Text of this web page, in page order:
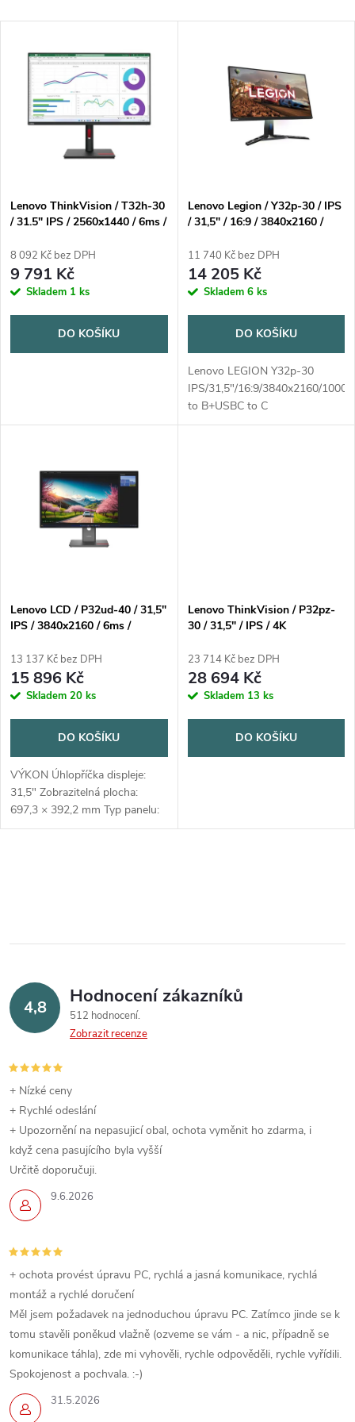
a
p
r
o
k
Abecedně
s
p
r
o
d
k
Lenovo ThinkVision / T32h-30
/ 31.5" IPS / 2560x1440 / 6ms /
8 092 Kč bez DPH
9 791 Kč
Skladem 1 ks
DO KOŠÍKU
Lenovo Legion / Y32p-30 / IPS
/ 31,5" / 16:9 / 3840x2160 /
USBA to B+USBC to C +DP /
AMDFreeSync / USB / VESA
11 740 Kč bez DPH
14 205 Kč
Skladem 6 ks
DO KOŠÍKU
Lenovo LEGION Y32p-30
IPS/31,5"/16:9/3840x2160/
to B+USBC to C
+DP/AMDFreeSync/USB/VESA
Lenovo LCD / P32ud-40 / 31,5"
IPS / 3840x2160 / 6ms /
USB-C / 3xThunderbolt /
HDMI / 2xDP / RJ45 / Pivot /
VESA / černá
13 137 Kč bez DPH
15 896 Kč
Skladem 20 ks
DO KOŠÍKU
VÝKON Úhlopříčka displeje:
31,5" Zobrazitelná plocha:
697,3 × 392,2 mm Typ panelu:
IPS (In-Plane Switching)
Lenovo ThinkVision / P32pz-
30 / 31,5" / IPS / 4K
2xHDMI / DP / 3xUSB /
1xUSB4 / RJ45 / Výškově
nastavitelný / Pivot
23 714 Kč bez DPH
28 694 Kč
Skladem 13 ks
DO KOŠÍKU
l
d
a
c
í
p
r
v
k
y
v
ý
p
i
4,8 Hodnocení zákazníků
512 hodnocení
Zobrazit recenze
9.6.2026
+ Nízké ceny
+ Rychlé odeslání
+ Upozornění na nepasujicí obal, ochota vyměnit ho zdarma, i
když cena pasujícího byla vyšší
Určitě doporučuji.
31.5.2026
+ ochota provést úpravu PC, rychlá a jasná komunikace, rychlá
montáž a rychlé doručení
Měl jsem požadavek na jednoduchou úpravu PC. Zatímco jinde se k
tomu stavěli poněkud vlažně (ozveme se vám - a nic, případně se
komunikace táhla), zde mi vyhověli, rychle odpověděli, rychle vyřídili.
Spokojenost a pochvala. :-)